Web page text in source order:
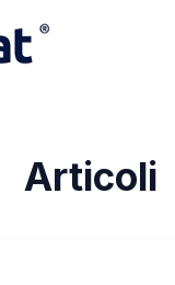
Articoli